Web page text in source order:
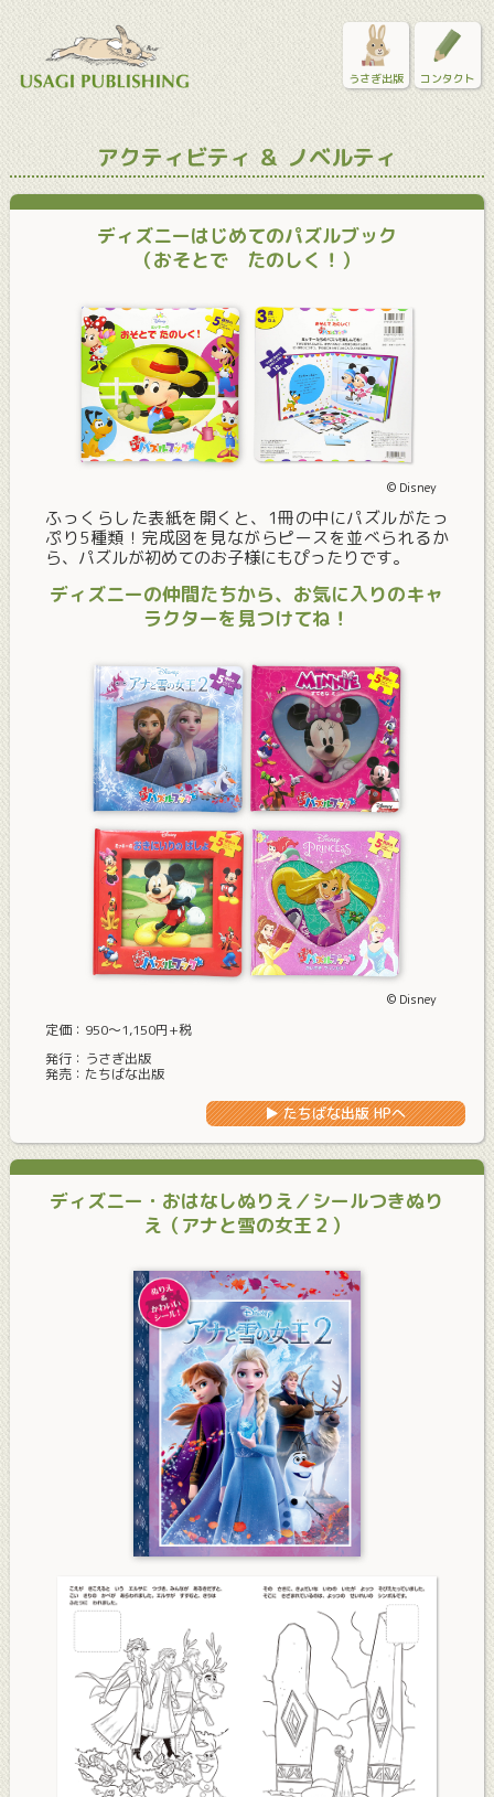
うさぎ出版 コンタクト
アクティビティ ＆ ノベルティ
ディズニーはじめてのパズルブック
（おそとで たのしく！）
© Disney
ふっくらした表紙を開くと、1冊の中にパズルがたっ
ぷり5種類！完成図を見ながらピースを並べられるか
ら、パズルが初めてのお子様にもぴったりです。
ディズニーの仲間たちから、お気に入りのキャ
ラクターを見つけてね！
© Disney
定価：950〜1,150円+税
発行：うさぎ出版
発売：たちばな出版
▶ たちばな出版 HPへ
ディズニー・おはなしぬりえ／シールつきぬり
え （アナと雪の女王２）